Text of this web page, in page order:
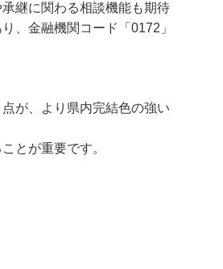
継に関わる相談機能も期待
、金融機関コード「0172」
が、より県内完結色の強い
とが重要です。